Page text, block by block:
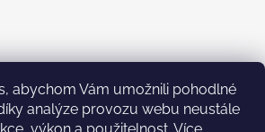
abychom Vám umožnili pohodlné
analýze provozu webu neustále